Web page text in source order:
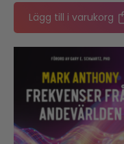
Lägg till i varukorg